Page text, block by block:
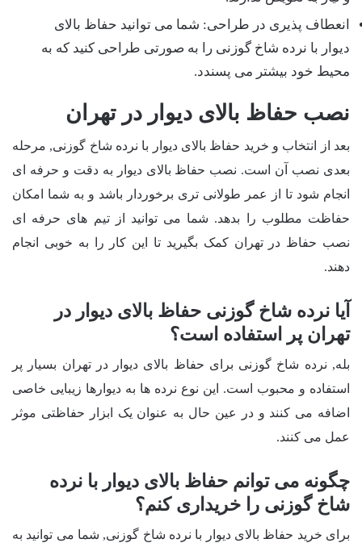
انعطاف پذیری در طراحی: شما می توانید حفاظ بالای
دیوار با نرده شاخ گوزنی را به صورتی طراحی کنید که به
محیط خود بیشتر می پسندد.
نصب حفاظ بالای دیوار در تهران
بعد از انتخاب و خرید حفاظ بالای دیوار با نرده شاخ گوزنی, مرحله
بعدی نصب آن است. نصب حفاظ بالای دیوار به دقت و حرفه ای
انجام شود تا از عمر طولانی تری برخوردار باشد و به شما امکان
حفاظت مطلوب را بدهد. شما می توانید از تیم های حرفه ای
نصب حفاظ در تهران کمک بگیرید تا این کار را به خوبی انجام
دهند.
آیا نرده شاخ گوزنی حفاظ بالای دیوار در
تهران پر استفاده است؟
بله, نرده شاخ گوزنی برای حفاظ بالای دیوار در تهران بسیار پر
استفاده و محبوب است. این نوع نرده ها به دیوارها زیبایی خاصی
اضافه می کنند و در عین حال به عنوان یک ابزار حفاظتی موثر
عمل می کنند.
چگونه می توانم حفاظ بالای دیوار با نرده
شاخ گوزنی را خریداری کنم؟
برای خرید حفاظ بالای دیوار با نرده شاخ گوزنی, شما می توانید به